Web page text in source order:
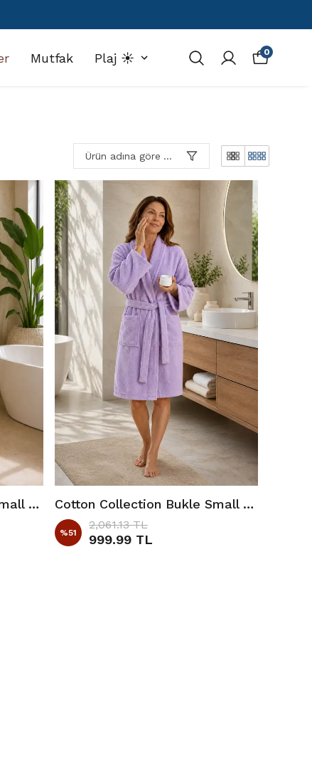
Mutfak Plaj ☀️ 0
Ürün adına göre A-Z
Cotton Collection Bukle Small Bornoz Düz Bej Cotton Collection Bukle Small Bornoz Düz Lila
%51
2,061.13 TL
999.99 TL